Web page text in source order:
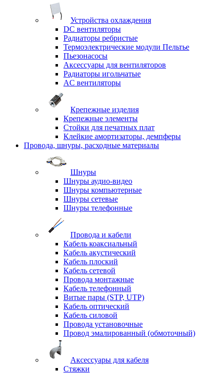
Устройства охлаждения
DC вентиляторы
Радиаторы ребристые
Термоэлектрические модули Пельтье
Пьезонасосы
Аксессуары для вентиляторов
Радиаторы игольчатые
AC вентиляторы
Крепежные изделия
Крепежные элементы
Стойки для печатных плат
Клейкие амортизаторы, демпферы
Провода, шнуры, расходные материалы
Шнуры
Шнуры аудио-видео
Шнуры компьютерные
Шнуры сетевые
Шнуры телефонные
Провода и кабели
Кабель коаксиальный
Кабель акустический
Кабель плоский
Кабель сетевой
Провода монтажные
Кабель телефонный
Витые пары (STP, UTP)
Кабель оптический
Кабель силовой
Провода установочные
Провод эмалированный (обмоточный)
Аксессуары для кабеля
Стяжки